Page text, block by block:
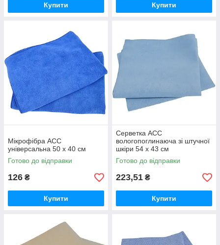
Купити Купити
Мікрофібра ACC
універсальна 50 х 40 см
Готово до відправки
126 ₴
Купити
Серветка ACC
вологопоглинаюча зі штучної
шкіри 54 х 43 см
Готово до відправки
223,51 ₴
Купити